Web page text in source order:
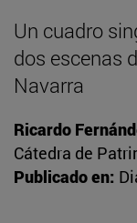
Un cuadro
dos escenas
Navarra
Ricardo
Cátedra de
Publicado en: